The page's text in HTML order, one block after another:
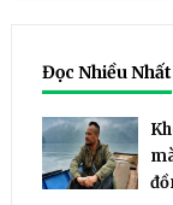
Đọc Nhiều Nhất